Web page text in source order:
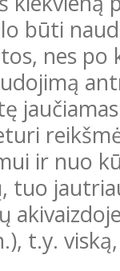
būti
nes
ir nuo
tuo
t.y.